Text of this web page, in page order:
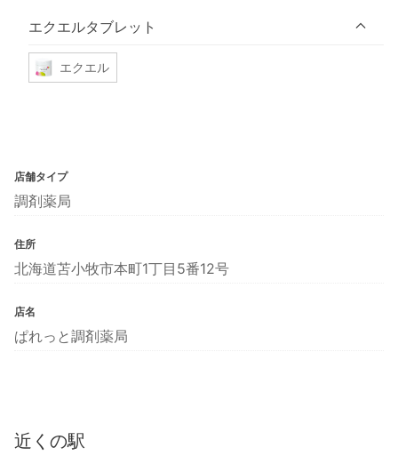
エクエルタブレット
エクエル
店舗タイプ
調剤薬局
住所
北海道苫小牧市本町1丁目5番12号
店名
ぱれっと調剤薬局
近くの駅